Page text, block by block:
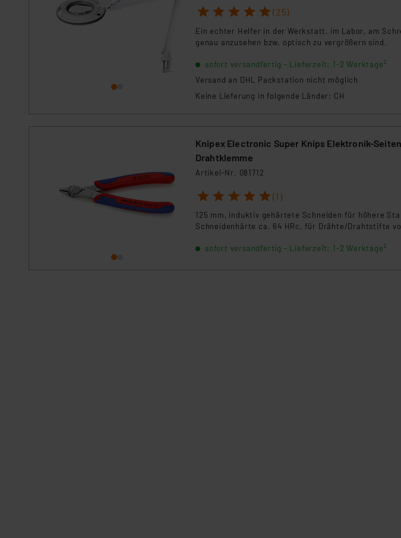
Daten in Überwachungsprogrammen verarbeiten, ohne
Unsere Kooperation mit diesen Dienstleistern stützt sich
Kommission sowie einer eigenen Beurteilung der mit der
Daten, verbundenen Risiken.“
Impressum|Datenschutzerklärung
1 2 3 4 5 (25)
Ein echter Helfer in der Werkstatt, im Labor, am
genau anzusehen bzw. optisch zu vergrößern sind.
sofort versandfertig - Lieferzeit: 1-2 Werktage²
Versand an DHL Packstation nicht möglich
Keine Lieferung in folgende Länder: CH
Knipex Electronic Super Knips Elektronik-
Drahtklemme
Artikel-Nr. 081712
1 2 3 4 5 (1)
125 mm, induktiv gehärtete Schneiden für höhere
Schneidenhärte ca. 64 HRc, für Drähte/Drahtstifte
sofort versandfertig - Lieferzeit: 1-2 Werktage²